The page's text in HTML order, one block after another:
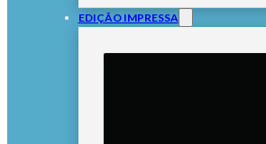
EDIÇÃO IMPRESSA